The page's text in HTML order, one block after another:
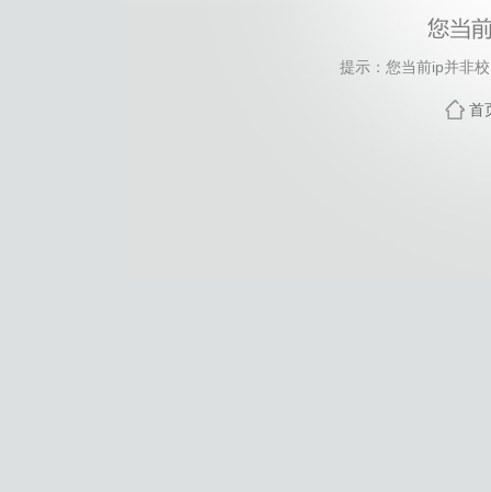
提示：您当前ip并非
首